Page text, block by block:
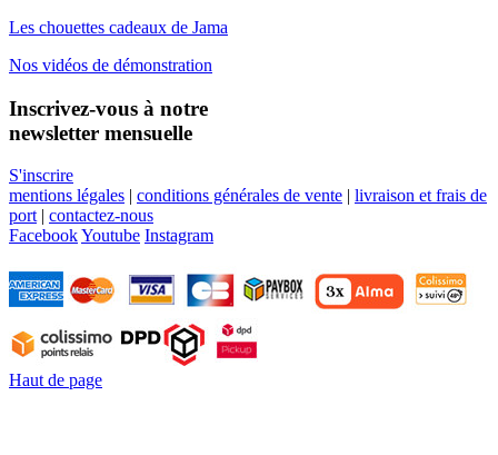
Les chouettes cadeaux de Jama
Nos vidéos de démonstration
Inscrivez-vous à notre
newsletter mensuelle
S'inscrire
mentions légales | conditions générales de vente | livraison et frais de
port | contactez-nous
FacebookYoutube Instagram
Haut de page